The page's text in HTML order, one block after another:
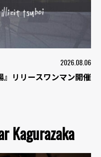
2026.08.06
』リリースワンマン開催
Kagurazaka